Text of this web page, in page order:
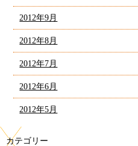
2012年9月
2012年8月
2012年7月
2012年6月
2012年5月
カテゴリー